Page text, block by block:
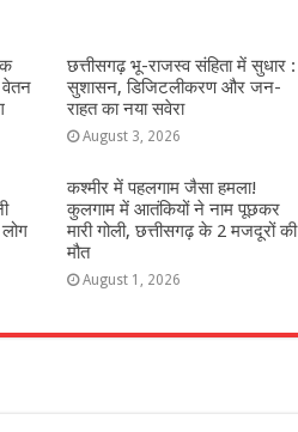
वेतन
छत्तीसगढ़ भू-राजस्व संहिता में सुधार :
सुशासन, डिजिटलीकरण और जन-
राहत का नया सवेरा
August 3, 2026
कश्‍मीर में पहलगाम जैसा हमला!
कुलगाम में आतंकियों ने नाम पूछकर
मारी गोली, छत्तीसगढ़ के 2 मजदूरों की
मौत
August 1, 2026